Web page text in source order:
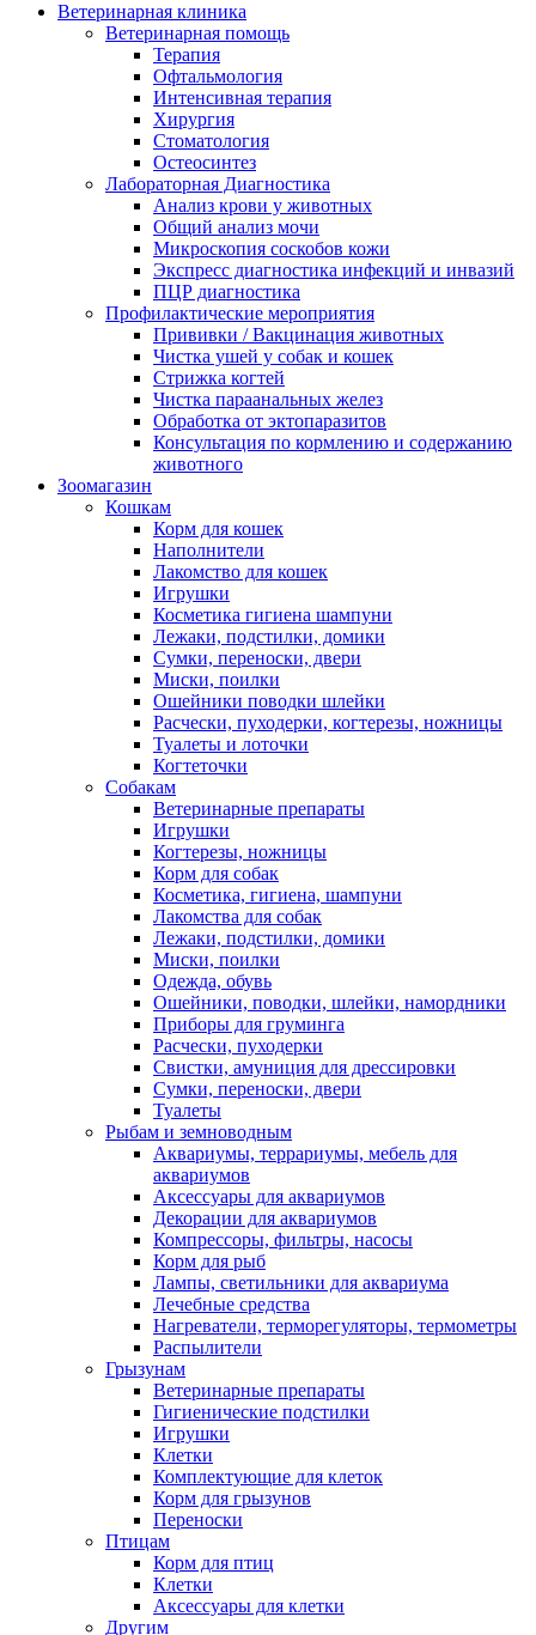
Ветеринарная клиника
Ветеринарная помощь
Терапия
Офтальмология
Интенсивная терапия
Хирургия
Стоматология
Остеосинтез
Лабораторная Диагностика
Анализ крови у животных
Общий анализ мочи
Микроскопия соскобов кожи
Экспресс диагностика инфекций и инвазий
ПЦР диагностика
Профилактические мероприятия
Прививки / Вакцинация животных
Чистка ушей у собак и кошек
Стрижка когтей
Чистка параанальных желез
Обработка от эктопаразитов
Консультация по кормлению и содержанию
животного
Зоомагазин
Кошкам
Корм для кошек
Наполнители
Лакомство для кошек
Игрушки
Косметика гигиена шампуни
Лежаки, подстилки, домики
Сумки, переноски, двери
Миски, поилки
Ошейники поводки шлейки
Расчески, пуходерки, когтерезы, ножницы
Туалеты и лоточки
Когтеточки
Собакам
Ветеринарные препараты
Игрушки
Когтерезы, ножницы
Корм для собак
Косметика, гигиена, шампуни
Лакомства для собак
Лежаки, подстилки, домики
Миски, поилки
Одежда, обувь
Ошейники, поводки, шлейки, намордники
Приборы для груминга
Расчески, пуходерки
Свистки, амуниция для дрессировки
Сумки, переноски, двери
Туалеты
Рыбам и земноводным
Аквариумы, террариумы, мебель для
аквариумов
Аксессуары для аквариумов
Декорации для аквариумов
Компрессоры, фильтры, насосы
Корм для рыб
Лампы, светильники для аквариума
Лечебные средства
Нагреватели, терморегуляторы, термометры
Распылители
Грызунам
Ветеринарные препараты
Гигиенические подстилки
Игрушки
Клетки
Комплектующие для клеток
Корм для грызунов
Переноски
Птицам
Корм для птиц
Клетки
Аксессуары для клетки
Другим